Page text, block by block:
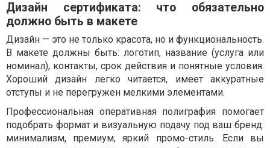
Дизайн сертификата: что обязательно
должно быть в макете
Дизайн — это не только красота, но и функциональность.
В макете должны быть: логотип, название (услуга или
номинал), контакты, срок действия и понятные условия.
Хороший дизайн легко читается, имеет аккуратные
отступы и не перегружен мелкими элементами.
Профессиональная оперативная полиграфия помогает
подобрать формат и визуальную подачу под ваш бренд:
минимализм, премиум, яркий промо-стиль. Если вы